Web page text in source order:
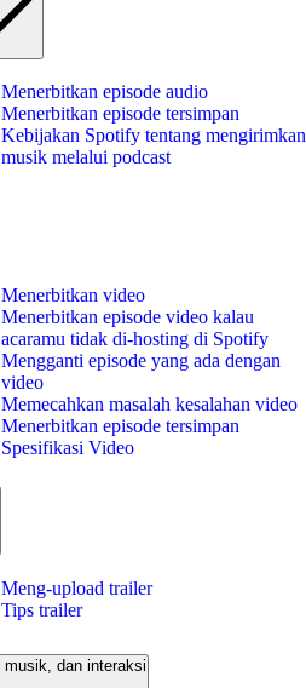
Menerbitkan episode audio
Menerbitkan episode tersimpan
Kebijakan Spotify tentang mengirimkan
musik melalui podcast
Menerbitkan video
Menerbitkan episode video kalau
acaramu tidak di-hosting di Spotify
Mengganti episode yang ada dengan
video
Memecahkan masalah kesalahan video
Menerbitkan episode tersimpan
Spesifikasi Video
Meng-upload trailer
Tips trailer
musik, dan interaksi